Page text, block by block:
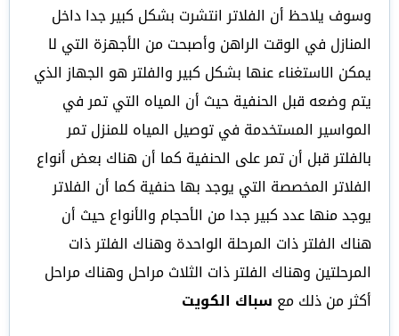
وسوف يلاحظ أن الفلاتر انتشرت بشكل كبير جدا داخل
المنازل في الوقت الراهن وأصبحت من الأجهزة التي لا
يمكن الاستغناء عنها بشكل كبير والفلتر هو الجهاز الذي
يتم وضعه قبل الحنفية حيث أن المياه التي تمر في
المواسير المستخدمة في توصيل المياه للمنزل تمر
بالفلتر قبل أن تمر على الحنفية كما أن هناك بعض أنواع
الفلاتر المخصصة التي يوجد بها حنفية كما أن الفلاتر
يوجد منها عدد كبير جدا من الأحجام والأنواع حيث أن
هناك الفلتر ذات المرحلة الواحدة وهناك الفلتر ذات
المرحلتين وهناك الفلتر ذات الثلاث مراحل وهناك مراحل
أكثر من ذلك مع سباك الكويت